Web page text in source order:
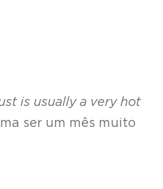
is usually a very hot
ser um mês muito